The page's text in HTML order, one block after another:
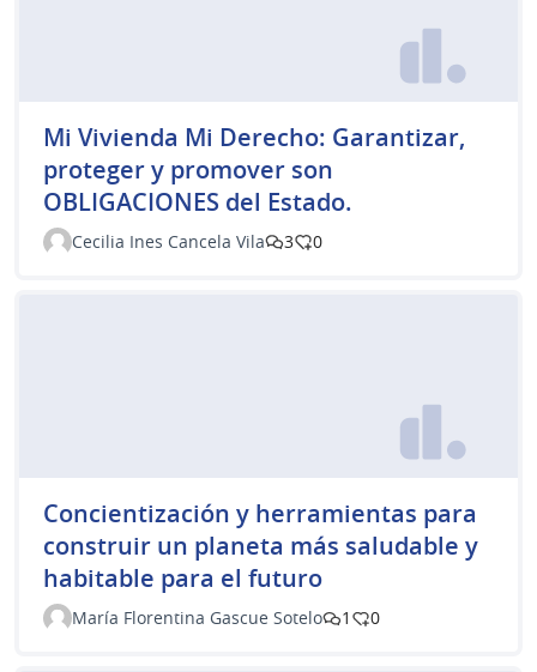
Mi Vivienda Mi Derecho: Garantizar,
proteger y promover son
OBLIGACIONES del Estado.
Cecilia Ines Cancela Vila 3 0
Concientización y herramientas para
construir un planeta más saludable y
habitable para el futuro
María Florentina Gascue Sotelo 1 0